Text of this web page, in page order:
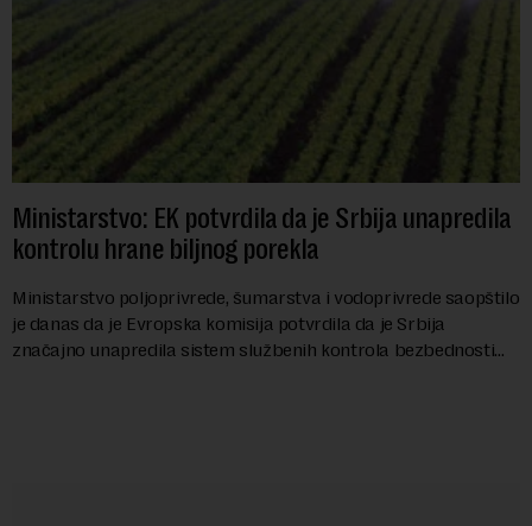
Ministarstvo: EK potvrdila da je Srbija unapredila
kontrolu hrane biljnog porekla
Ministarstvo poljoprivrede, šumarstva i vodoprivrede saopštilo
je danas da je Evropska komisija potvrdila da je Srbija
značajno unapredila sistem službenih kontrola bezbednosti